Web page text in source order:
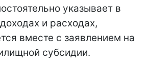
указывает в
и расходах,
вместе с заявлением на
субсидии.